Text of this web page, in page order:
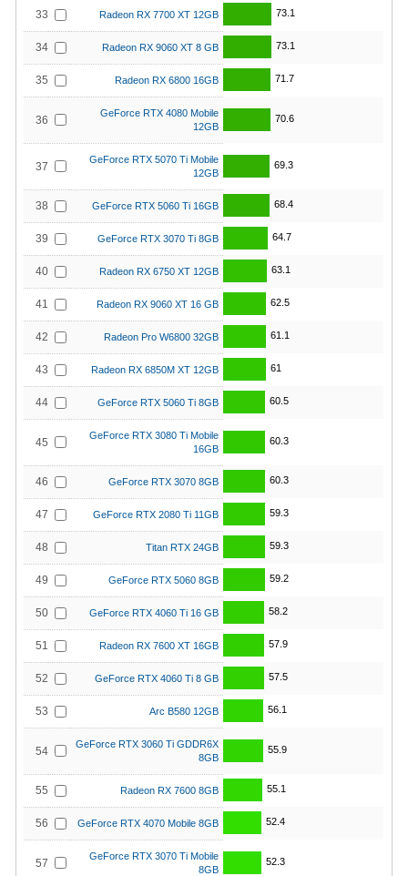
33 Radeon RX 7700 XT 12GB 73.1
34 Radeon RX 9060 XT 8 GB 73.1
35 Radeon RX 6800 16GB 71.7
36
GeForce RTX 4080 Mobile
12GB
70.6
37
GeForce RTX 5070 Ti Mobile
12GB
69.3
38 GeForce RTX 5060 Ti 16GB 68.4
39 GeForce RTX 3070 Ti 8GB 64.7
40 Radeon RX 6750 XT 12GB 63.1
41 Radeon RX 9060 XT 16 GB 62.5
42 Radeon Pro W6800 32GB 61.1
43 Radeon RX 6850M XT 12GB 61
44 GeForce RTX 5060 Ti 8GB 60.5
45
GeForce RTX 3080 Ti Mobile
16GB
60.3
46 GeForce RTX 3070 8GB 60.3
47 GeForce RTX 2080 Ti 11GB 59.3
48 Titan RTX 24GB 59.3
49 GeForce RTX 5060 8GB 59.2
50 GeForce RTX 4060 Ti 16 GB 58.2
51 Radeon RX 7600 XT 16GB 57.9
52 GeForce RTX 4060 Ti 8 GB 57.5
53 Arc B580 12GB 56.1
54
GeForce RTX 3060 Ti GDDR6X
8GB
55.9
55 Radeon RX 7600 8GB 55.1
56 GeForce RTX 4070 Mobile 8GB 52.4
57
GeForce RTX 3070 Ti Mobile
8GB
52.3